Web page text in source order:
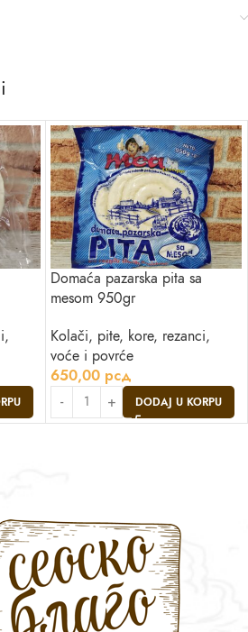
Domaća pazarska pita sa
mesom 950gr
Kolači, pite, kore, rezanci,
voće i povrće
650,00 рсд
DODAJ U KORPU